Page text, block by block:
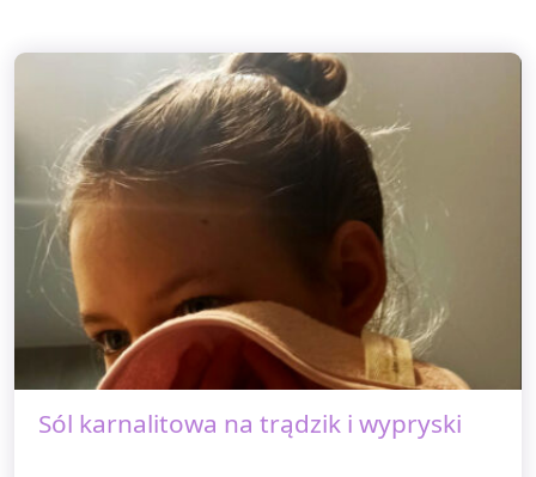
Sól karnalitowa na trądzik i wypryski